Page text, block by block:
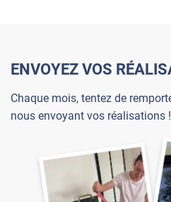
ENVOYEZ VOS
Chaque mois, tentez de
nous envoyant vos réalisations !